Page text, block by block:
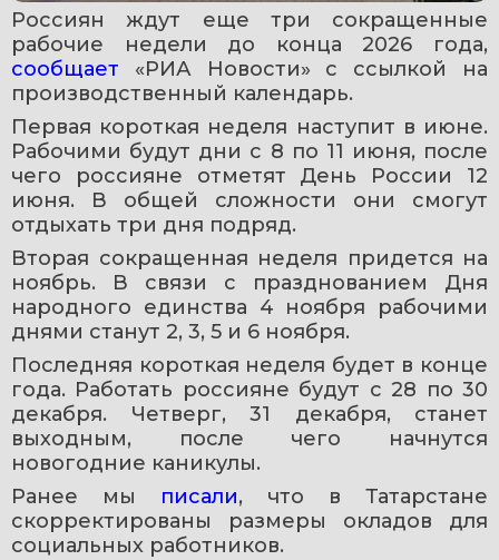
Россиян ждут еще три сокращенные
сообщает «РИА Новости» с ссылкой на
производственный календарь.
Первая короткая неделя наступит в июне.
Рабочими будут дни с 8 по 11 июня, после
чего россияне отметят День России 12
июня. В общей сложности они смогут
отдыхать три дня подряд.
Вторая сокращенная неделя придется на
ноябрь. В связи с празднованием Дня
народного единства 4 ноября рабочими
днями станут 2, 3, 5 и 6 ноября.
Последняя короткая неделя будет в конце
года. Работать россияне будут с 28 по 30
декабря. Четверг, 31 декабря, станет
выходным, после чего начнутся
новогодние каникулы.
Ранее мы писали, что в Татарстане
скорректированы размеры окладов для
социальных работников.